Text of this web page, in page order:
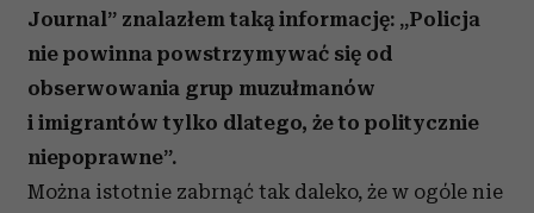
Journal” znalazłem taką informację: „Policja
nie powinna powstrzymywać się od
obserwowania grup muzułmanów
i imigrantów tylko dlatego, że to politycznie
niepoprawne”.
Można istotnie zabrnąć tak daleko, że w ogóle nie